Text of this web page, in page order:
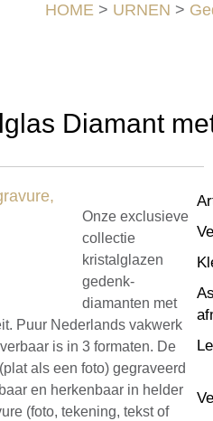
HOME > URNEN >
Diamant
Onze exclusieve
collectie
kristalglazen
gedenk-
diamanten met
Puur Nederlands vakwerk
is in 3 formaten. De
als een foto) gegraveerd
en herkenbaar in helder
(foto, tekening, tekst of